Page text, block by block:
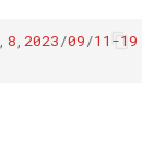
8 2023/09/11-19